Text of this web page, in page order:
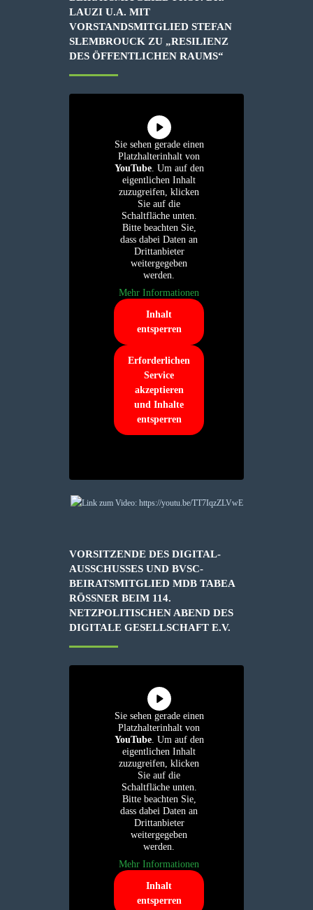
LAUZI U.A. MIT
VORSTANDSMITGLIED STEFAN
SLEMBROUCK ZU „RESILIENZ
DES ÖFFENTLICHEN RAUMS“
Sie sehen gerade einen
Platzhalterinhalt von
YouTube. Um auf den
eigentlichen Inhalt
zuzugreifen, klicken
Sie auf die
Schaltfläche unten.
Bitte beachten Sie,
dass dabei Daten an
Drittanbieter
weitergegeben
werden.
Mehr Informationen
Inhalt
entsperren
Erforderlichen
Service
akzeptieren
und Inhalte
entsperren
VORSITZENDE DES DIGITAL-
AUSSCHUSSES UND BVSC-
BEIRATSMITGLIED MDB TABEA
RÖSSNER BEIM 114. N
ETZPOLITISCHEN ABEND DES D
IGITALE GESELLSCHAFT E.V.
Sie sehen gerade einen
Platzhalterinhalt von
YouTube. Um auf den
eigentlichen Inhalt
zuzugreifen, klicken
Sie auf die
Schaltfläche unten.
Bitte beachten Sie,
dass dabei Daten an
Drittanbieter
weitergegeben
werden.
Mehr Informationen
Inhalt
entsperren